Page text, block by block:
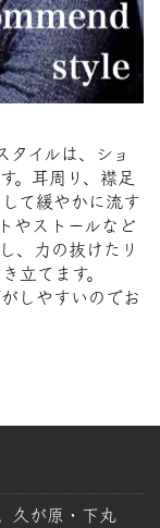
タイルは、ショ
。耳周り、襟足
て緩やかに流す
やストールなど
、力の抜けたリ
立てます。
しやすいのでお
久が原・下丸